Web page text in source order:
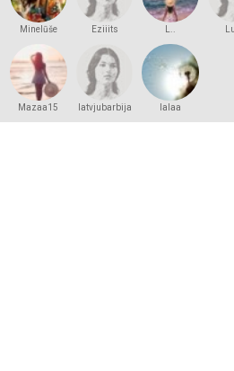
Minelūše Eziiits
Mazaa15 latvjubarbija lalaa